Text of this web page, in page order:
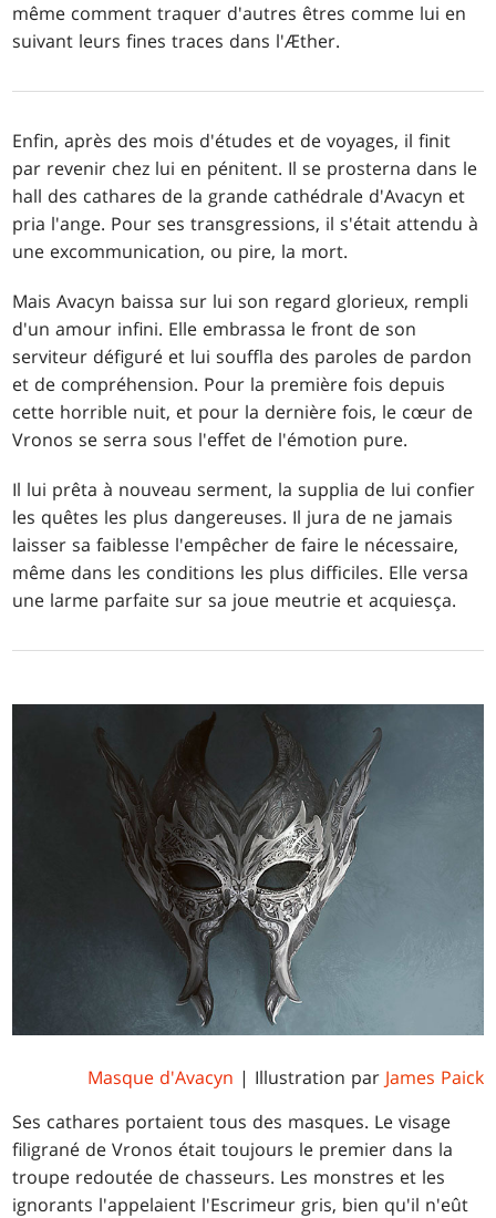
même comment traquer d'autres êtres comme lui en
suivant leurs fines traces dans l'Æther.
Enfin, après des mois d'études et de voyages, il finit
par revenir chez lui en pénitent. Il se prosterna dans le
hall des cathares de la grande cathédrale d'Avacyn et
pria l'ange. Pour ses transgressions, il s'était attendu à
une excommunication, ou pire, la mort.
Mais Avacyn baissa sur lui son regard glorieux, rempli
d'un amour infini. Elle embrassa le front de son
serviteur défiguré et lui souffla des paroles de pardon
et de compréhension. Pour la première fois depuis
cette horrible nuit, et pour la dernière fois, le cœur de
Vronos se serra sous l'effet de l'émotion pure.
Il lui prêta à nouveau serment, la supplia de lui confier
les quêtes les plus dangereuses. Il jura de ne jamais
laisser sa faiblesse l'empêcher de faire le nécessaire,
même dans les conditions les plus difficiles. Elle versa
une larme parfaite sur sa joue meutrie et acquiesça.
Masque d'Avacyn | Illustration par James Paick
Ses cathares portaient tous des masques. Le visage
filigrané de Vronos était toujours le premier dans la
troupe redoutée de chasseurs. Les monstres et les
ignorants l'appelaient l'Escrimeur gris, bien qu'il n'eût